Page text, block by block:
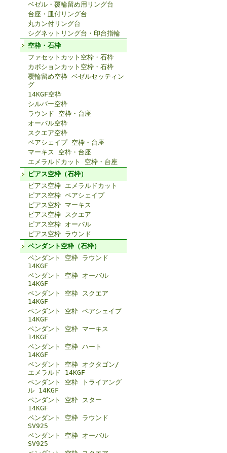
ベゼル・覆輪留め用リング台
台座・皿付リング台
丸カン付リング台
シグネットリング台・印台指輪
空枠・石枠
ファセットカット空枠・石枠
カボションカット空枠・石枠
覆輪留め空枠 ベゼルセッティン
グ
14KGF空枠
シルバー空枠
ラウンド 空枠・台座
オーバル空枠
スクエア空枠
ペアシェイプ 空枠・台座
マーキス 空枠・台座
エメラルドカット 空枠・台座
ピアス空枠（石枠）
ピアス空枠 エメラルドカット
ピアス空枠 ペアシェイプ
ピアス空枠 マーキス
ピアス空枠 スクエア
ピアス空枠 オーバル
ピアス空枠 ラウンド
ペンダント空枠（石枠）
ペンダント 空枠 ラウンド
14KGF
ペンダント 空枠 オーバル
14KGF
ペンダント 空枠 スクエア
14KGF
ペンダント 空枠 ペアシェイプ
14KGF
ペンダント 空枠 マーキス
14KGF
ペンダント 空枠 ハート
14KGF
ペンダント 空枠 オクタゴン/
エメラルド 14KGF
ペンダント 空枠 トライアング
ル 14KGF
ペンダント 空枠 スター
14KGF
ペンダント 空枠 ラウンド
SV925
ペンダント 空枠 オーバル
SV925